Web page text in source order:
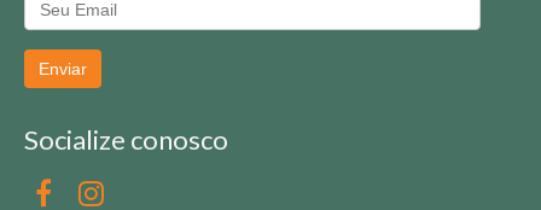
Enviar
Socialize conosco